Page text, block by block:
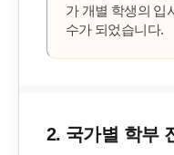
가 개별 학생의 입
수가 되었습니다.
2. 국가별 학부